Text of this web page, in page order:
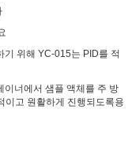
기 위해 YC-015는 PID를 적
이너에서 샘플 액체를 주 방
이고 원활하게 진행되도록용